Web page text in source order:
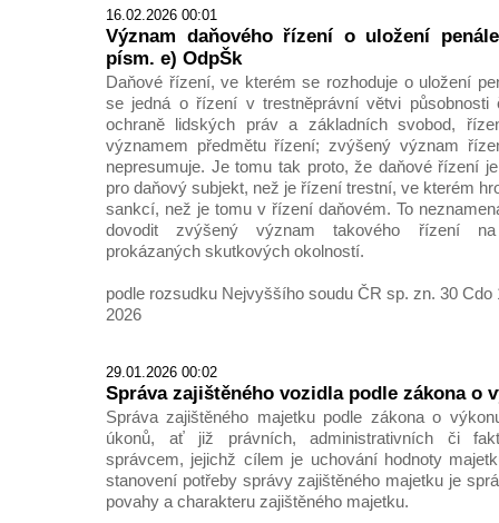
16.02.2026 00:01
Význam daňového řízení o uložení
písm. e) OdpŠk
Daňové řízení, ve kterém se rozhoduje o uložení
se jedná o řízení v trestněprávní větvi
ochraně lidských práv a základních svobod,
významem předmětu řízení; zvýšený význam
nepresumuje. Je tomu tak proto, že daňové řízení
pro daňový subjekt, než je řízení trestní, ve kterém
sankcí, než je tomu v řízení daňovém. To
dovodit zvýšený význam takového řízení na
prokázaných skutkových okolností.
podle rozsudku Nejvyššího soudu ČR sp. zn. 30 Cdo
2026
29.01.2026 00:02
Správa zajištěného vozidla podle zákona o
Správa zajištěného majetku podle zákona o
úkonů, ať již právních, administrativních či
správcem, jejichž cílem je uchování hodnoty
stanovení potřeby správy zajištěného majetku je
povahy a charakteru zajištěného majetku.